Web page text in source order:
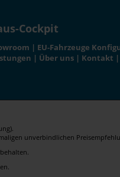
Cockpit
| EU-Fahrzeuge
| Über uns | Kontakt
unverbindlichen